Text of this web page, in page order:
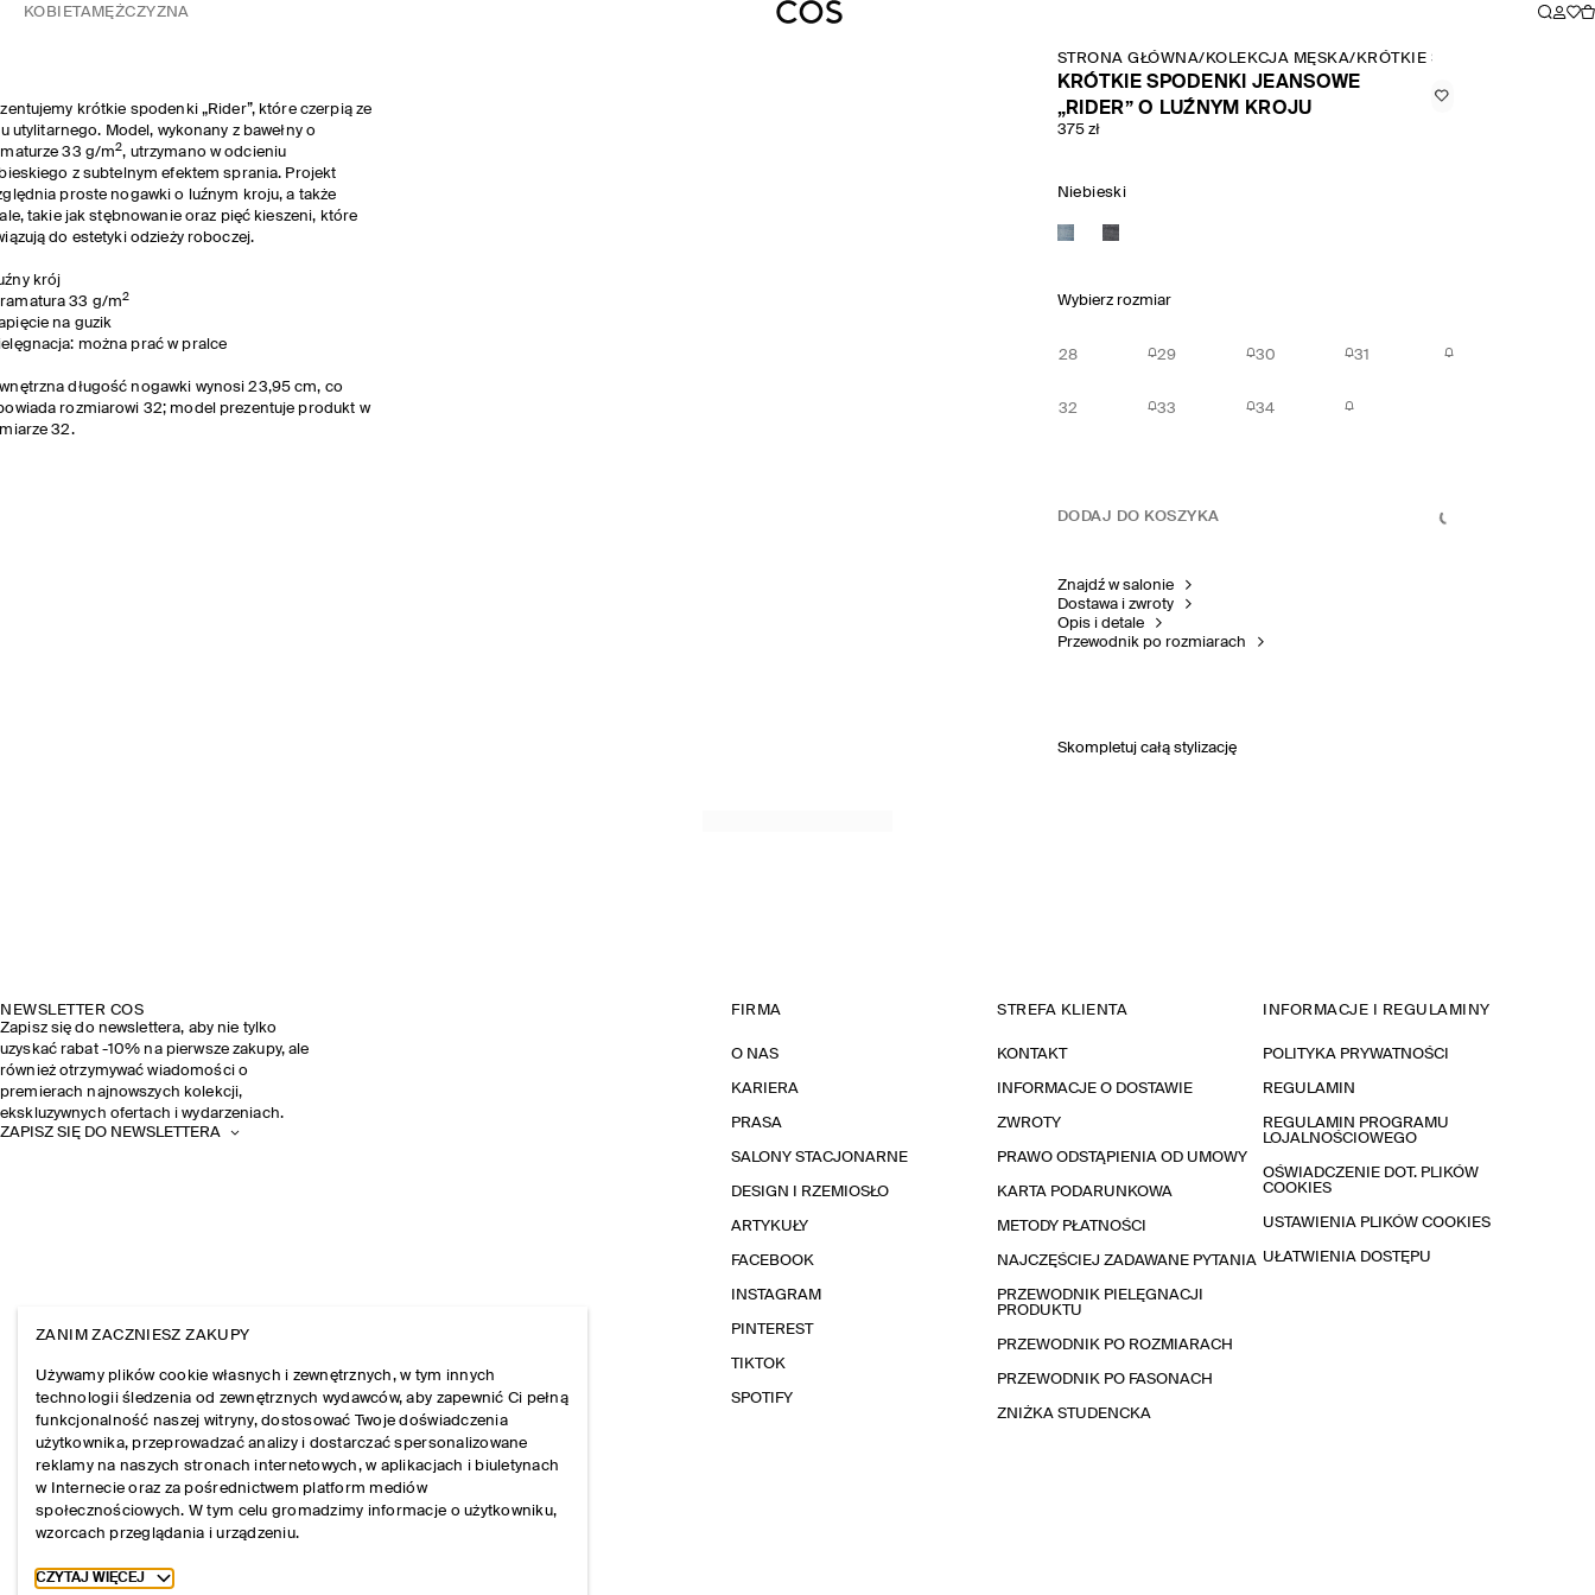
KOBIETA MĘŻCZYZNA
krótkie spodenki „Rider”, które czerpią ze
utylitarnego. Model, wykonany z bawełny o
33 g/m2, utrzymano w odcieniu
z subtelnym efektem sprania. Projekt
proste nogawki o luźnym kroju, a także
takie jak stębnowanie oraz pięć kieszeni, które
do estetyki odzieży roboczej.
krój
33 g/m2
na guzik
można prać w pralce
długość nogawki wynosi 23,95 cm, co
rozmiarowi 32; model prezentuje produkt w
32.
STRONA GŁÓWNA/ KOLEKCJA MĘSKA/ KRÓTKIE SPODENKI
KRÓTKIE SPODENKI JEANSOWE
„RIDER” O LUŹNYM KROJU
375 zł
Niebieski
Wybierz rozmiar
28 29 30 31
32 33 34
DODAJ DO KOSZYKA
Znajdź w salonie
Dostawa i zwroty
Opis i detale
Przewodnik po rozmiarach
Skompletuj całą stylizację
NEWSLETTER COS
Zapisz się do newslettera, aby nie tylko
uzyskać rabat -10% na pierwsze zakupy, ale
również otrzymywać wiadomości o
premierach najnowszych kolekcji,
ekskluzywnych ofertach i wydarzeniach.
ZAPISZ SIĘ DO NEWSLETTERA
FIRMA
O NAS
KARIERA
PRASA
SALONY STACJONARNE
DESIGN I RZEMIOSŁO
ARTYKUŁY
FACEBOOK
INSTAGRAM
PINTEREST
TIKTOK
SPOTIFY
STREFA KLIENTA
KONTAKT
INFORMACJE O DOSTAWIE
ZWROTY
PRAWO ODSTĄPIENIA OD UMOWY
KARTA PODARUNKOWA
METODY PŁATNOŚCI
NAJCZĘŚCIEJ ZADAWANE PYTANIA
PRZEWODNIK PIELĘGNACJI
PRODUKTU
PRZEWODNIK PO ROZMIARACH
PRZEWODNIK PO FASONACH
ZNIŻKA STUDENCKA
INFORMACJE I REGULAMINY
POLITYKA PRYWATNOŚCI
REGULAMIN
REGULAMIN PROGRAMU
LOJALNOŚCIOWEGO
OŚWIADCZENIE DOT. PLIKÓW
COOKIES
USTAWIENIA PLIKÓW COOKIES
UŁATWIENIA DOSTĘPU
ZANIM ZACZNIESZ ZAKUPY
Używamy plików cookie własnych i zewnętrznych, w tym innych
technologii śledzenia od zewnętrznych wydawców, aby zapewnić Ci pełną
funkcjonalność naszej witryny, dostosować Twoje doświadczenia
użytkownika, przeprowadzać analizy i dostarczać spersonalizowane
reklamy na naszych stronach internetowych, w aplikacjach i biuletynach
w Internecie oraz za pośrednictwem platform mediów
społecznościowych. W tym celu gromadzimy informacje o użytkowniku,
wzorcach przeglądania i urządzeniu.
Toggle more cookie information
CZYTAJ WIĘCEJ